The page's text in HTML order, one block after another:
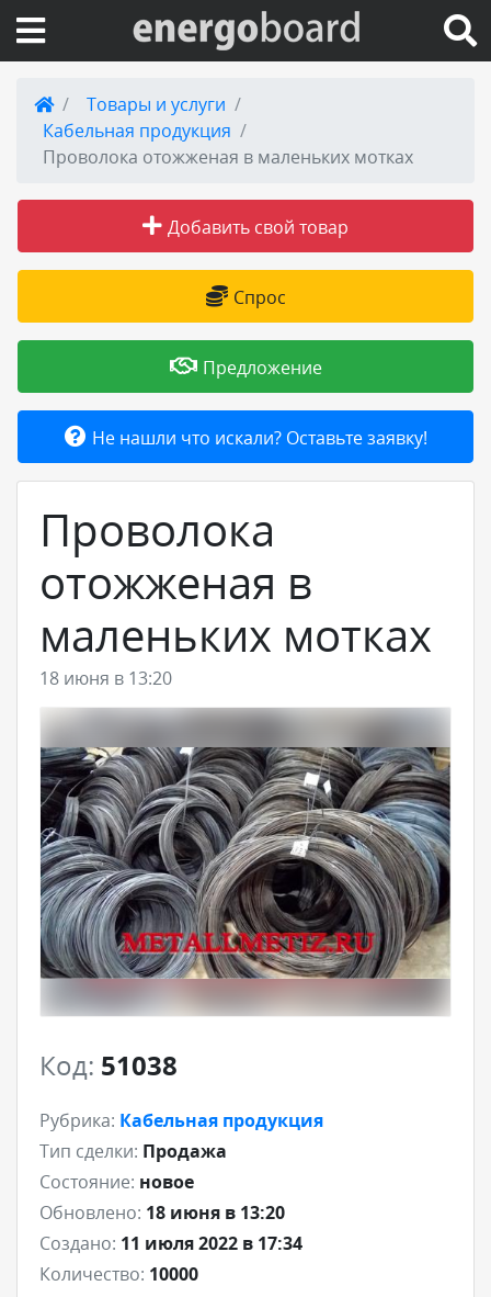
Вход на сайт
Поиск по сайту
Публикации
Справка
Товары и услуги
Добавить товар или услугу
Товары и услуги
Кабельная продукция
Проволока отожженая в маленьких мотках
Добавить свой товар
Спрос
Предложение
Не нашли что искали? Оставьте заявку!
Проволока
отожженая в
маленьких мотках
18 июня в 13:20
Код: 51038
Рубрика: Кабельная продукция
Тип сделки: Продажа
Состояние: новое
Обновлено: 18 июня в 13:20
Создано: 11 июля 2022 в 17:34
Количество: 10000